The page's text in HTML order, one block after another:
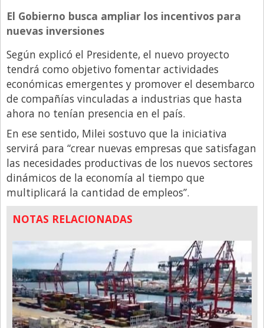
Tecnología
Viajes
El Gobierno busca ampliar los incentivos para
nuevas inversiones
Según explicó el Presidente, el nuevo proyecto
tendrá como objetivo fomentar actividades
económicas emergentes y promover el desembarco
de compañías vinculadas a industrias que hasta
ahora no tenían presencia en el país.
En ese sentido, Milei sostuvo que la iniciativa
servirá para “crear nuevas empresas que satisfagan
las necesidades productivas de los nuevos sectores
dinámicos de la economía al tiempo que
multiplicará la cantidad de empleos”.
NOTAS RELACIONADAS